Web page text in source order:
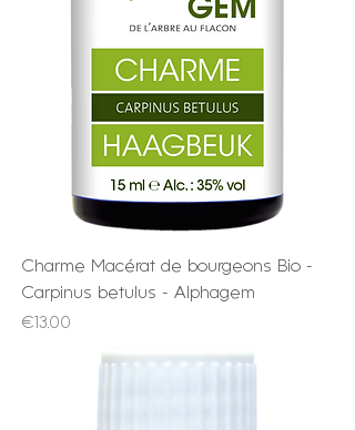
Charme Macérat de bourgeons Bio -
Carpinus betulus - Alphagem
Price
€13.00